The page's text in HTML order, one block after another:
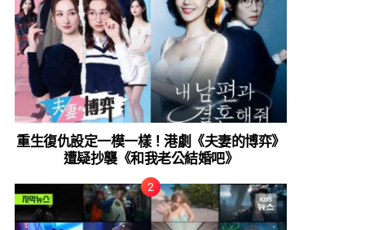
重生復仇設定一模一樣！港劇《夫妻的博弈》
遭疑抄襲《和我老公結婚吧》